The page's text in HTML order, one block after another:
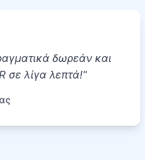
δωρεάν και
σε λίγα λεπτά!"